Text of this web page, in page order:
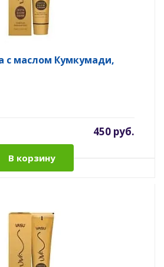
с маслом Кумкумади,
450 руб.
В корзину